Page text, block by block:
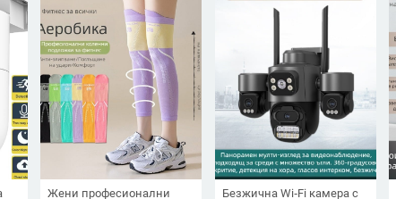
Жени професионални Безжична Wi‑Fi камера с